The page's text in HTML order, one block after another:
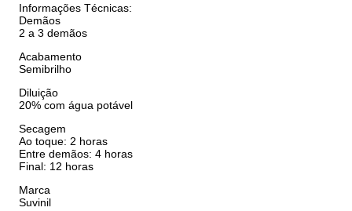
Informações Técnicas:
Demãos
2 a 3 demãos
Acabamento
Semibrilho
Diluição
20% com água potável
Secagem
Ao toque: 2 horas
Entre demãos: 4 horas
Final: 12 horas
Marca
Suvinil